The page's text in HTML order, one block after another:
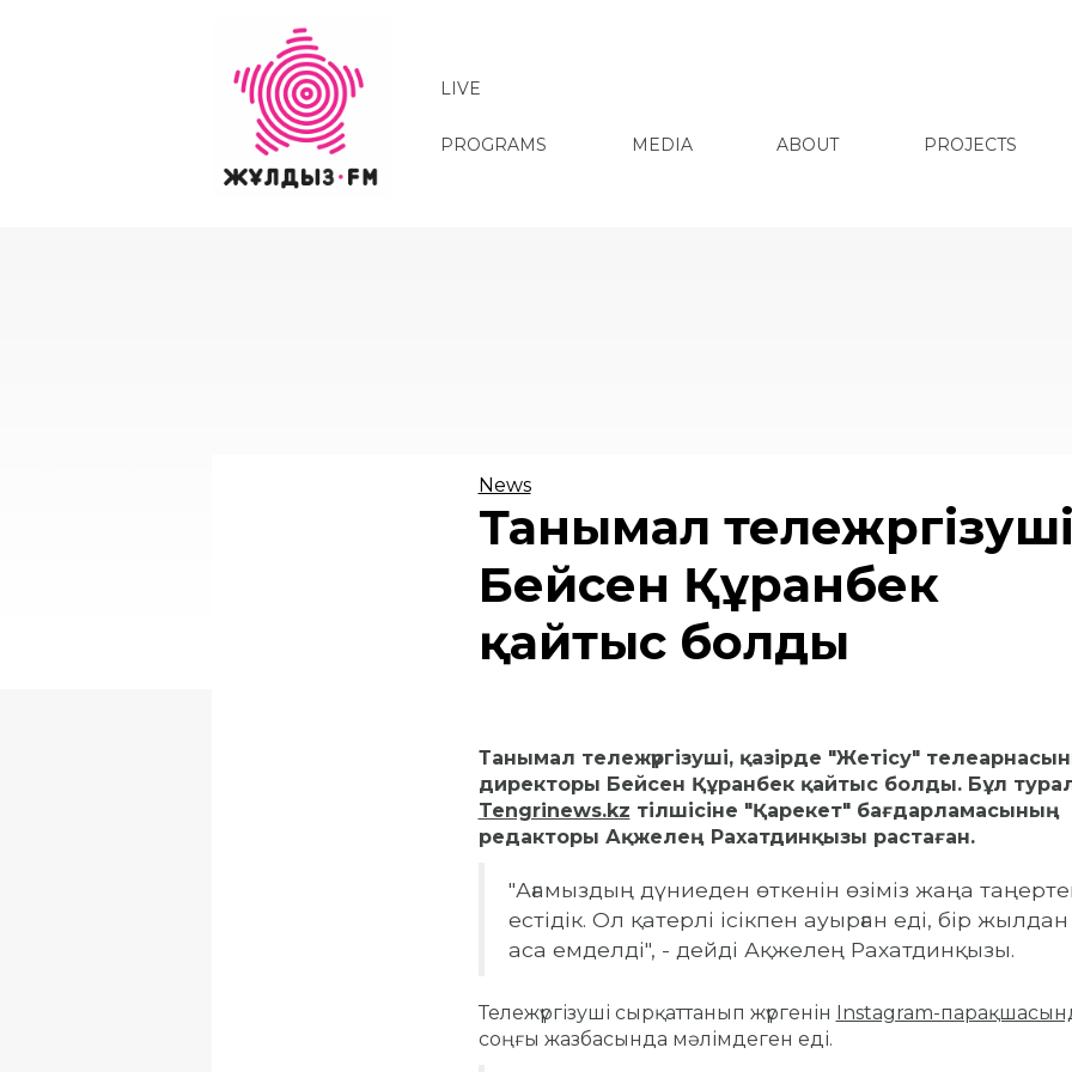
LIVE
PROGRAMS MEDIA ABOUT PROJECTS
News
Танымал тележүргізуші
Бейсен Құранбек
қайтыс болды
Танымал тележүргізуші, қазірде "Жетісу"
директоры Бейсен Құранбек қайтыс болды. Бұл
Tengrinews.kz тілшісіне "Қарекет" бағдарламасының
редакторы Ақжелең Рахатдинқызы растаған.
"Ағамыздың дүниеден өткенін өзіміз жаңа
естідік. Ол қатерлі ісікпен ауырған еді, бір жылдан
аса емделді", - дейді Ақжелең Рахатдинқызы.
Тележүргізуші сырқаттанып жүргенін Instagram-
соңғы жазбасында мәлімдеген еді.